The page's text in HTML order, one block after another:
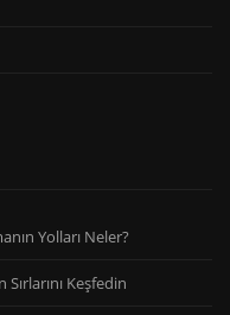
Yolları Neler?
Keşfedin